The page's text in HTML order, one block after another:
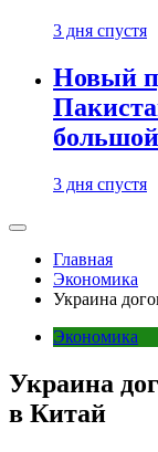
3 дня спустя
Новый
3 дня спустя
Главная
Экономика
Украина
Экономика
Украина
в Китай